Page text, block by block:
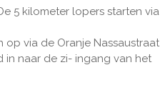
5 kilometer lopers starten via
op via de Oranje Nassaustraat
in naar de zi- ingang van het